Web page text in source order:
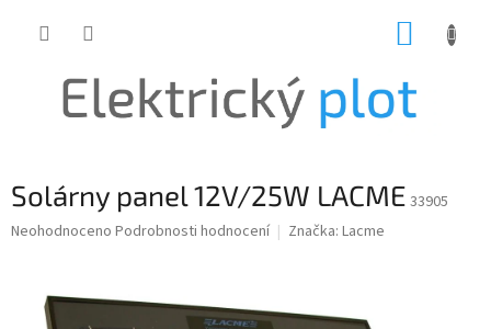
Solárny panel 12V/25W LACME 33905
Průměrné
Neohodnoceno Podrobnosti hodnocení Značka: Lacme